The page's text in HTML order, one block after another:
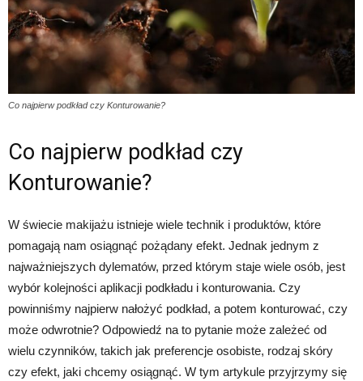
Co najpierw podkład czy Konturowanie?
Co najpierw podkład czy
Konturowanie?
W świecie makijażu istnieje wiele technik i produktów, które
pomagają nam osiągnąć pożądany efekt. Jednak jednym z
najważniejszych dylematów, przed którym staje wiele osób, jest
wybór kolejności aplikacji podkładu i konturowania. Czy
powinniśmy najpierw nałożyć podkład, a potem konturować, czy
może odwrotnie? Odpowiedź na to pytanie może zależeć od
wielu czynników, takich jak preferencje osobiste, rodzaj skóry
czy efekt, jaki chcemy osiągnąć. W tym artykule przyjrzymy się